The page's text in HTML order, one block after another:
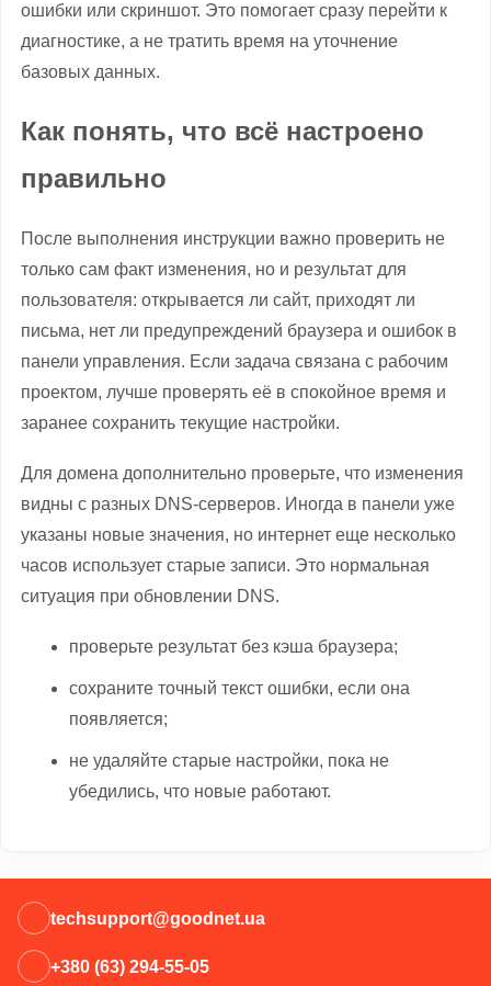
ошибки или скриншот. Это помогает сразу перейти к
диагностике, а не тратить время на уточнение
базовых данных.
Как понять, что всё настроено
правильно
После выполнения инструкции важно проверить не
только сам факт изменения, но и результат для
пользователя: открывается ли сайт, приходят ли
письма, нет ли предупреждений браузера и ошибок в
панели управления. Если задача связана с рабочим
проектом, лучше проверять её в спокойное время и
заранее сохранить текущие настройки.
Для домена дополнительно проверьте, что изменения
видны с разных DNS-серверов. Иногда в панели уже
указаны новые значения, но интернет еще несколько
часов использует старые записи. Это нормальная
ситуация при обновлении DNS.
проверьте результат без кэша браузера;
сохраните точный текст ошибки, если она
появляется;
не удаляйте старые настройки, пока не
убедились, что новые работают.
techsupport@goodnet.ua
+380 (63) 294-55-05